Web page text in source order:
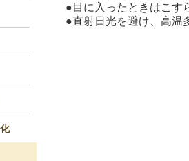
●目に入ったときはこす
●直射日光を避け、高温